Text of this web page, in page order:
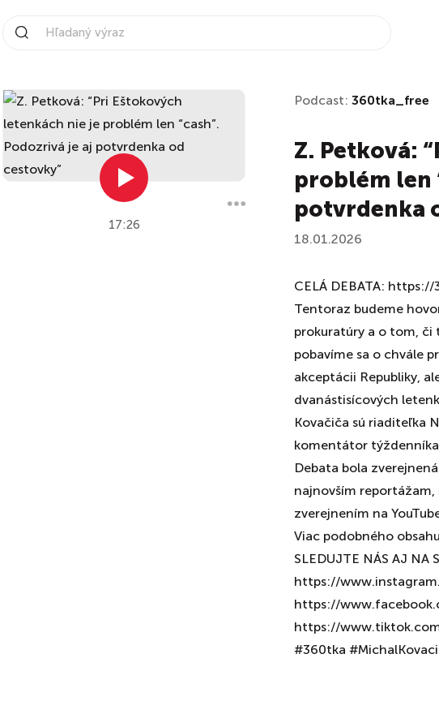
17:26
Podcast: 360tka_free
Z. Petková:
problém len
potvrdenka
18.01.2026
CELÁ DEBATA:
Tentoraz budeme
prokuratúry a o tom, či
pobavíme sa o chvále
akceptácii Republiky,
dvanástisícových
Kovačiča sú riaditeľka
komentátor
Debata bola
najnovším
zverejnením na
Viac podobného
SLEDUJTE NÁS AJ NA
https://
https://
https://
#360tka